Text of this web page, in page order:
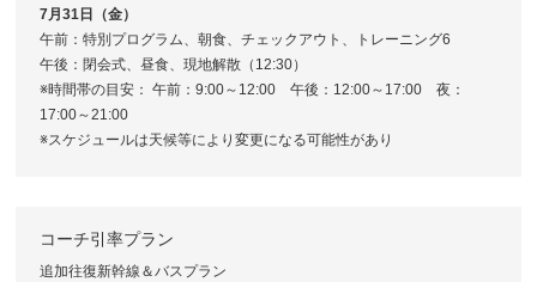
7月31日（金）
午前：特別プログラム、朝食、チェックアウト、トレーニング6
午後：閉会式、昼食、現地解散（12:30）
※時間帯の目安： 午前：9:00～12:00 午後：12:00～17:00 夜：
17:00～21:00
※スケジュールは天候等により変更になる可能性があり
コーチ引率プラン
追加往復新幹線＆バスプラン